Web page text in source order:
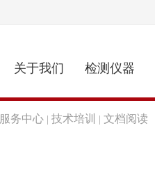
关于我们 检测仪器
服务中心 技术培训 文档阅读